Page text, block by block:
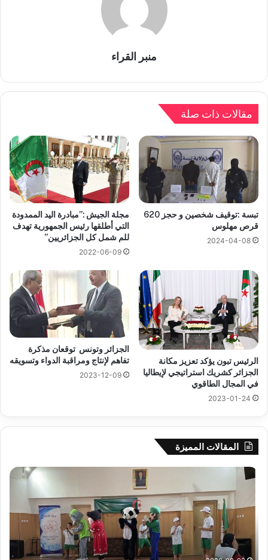
منبر القراء
مقالات ذات صلة
تبسة :توقيف شخصين و حجز 620
قرص مهلوس
2024-04-08
مجلة الجيش :”مبادرة اليد الممدودة
التي أطلقها رئيس الجمهورية تهدف
للم شمل كل الجزائريين”
2022-06-09
الرئيس تبون يؤكد تعزيز مكانة
الجزائر كشريك استراتيجي لإيطاليا
في المجال الطاقوي
2023-01-24
الجزائر وتونس توقعان مذكرة
تفاهم لإنتاج ومراقبة الدواء وتسويقه
2023-12-09
المقالات المميزة
جيجل:
المخيم
لفائدة
الأطفال